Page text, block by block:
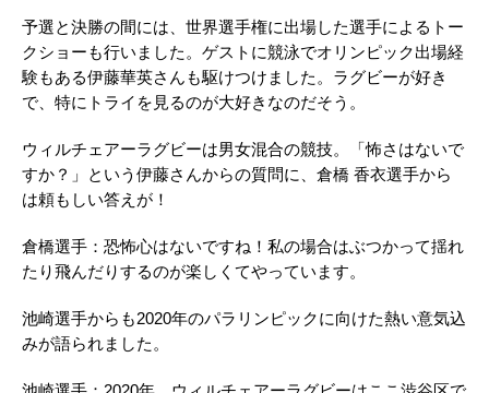
予選と決勝の間には、世界選手権に出場した選手によるトー
クショーも行いました。ゲストに競泳でオリンピック出場経
験もある伊藤華英さんも駆けつけました。ラグビーが好き
で、特にトライを見るのが大好きなのだそう。
ウィルチェアーラグビーは男女混合の競技。「怖さはないで
すか？」という伊藤さんからの質問に、倉橋 香衣選手から
は頼もしい答えが！
倉橋選手：恐怖心はないですね！私の場合はぶつかって揺れ
たり飛んだりするのが楽しくてやっています。
池崎選手からも2020年のパラリンピックに向けた熱い意気込
みが語られました。